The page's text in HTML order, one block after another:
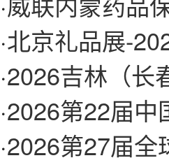
·北京礼品展-
·2026吉林（长
·2026第22届中
·2026第27届全